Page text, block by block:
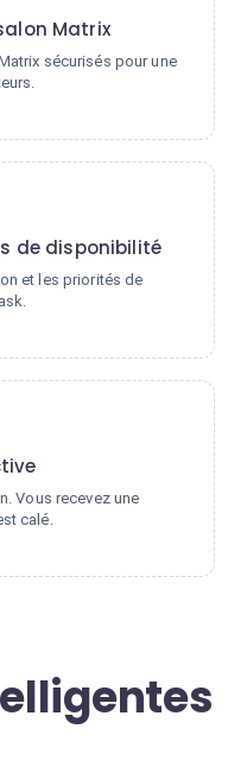
Matrix
sécurisés pour une
de disponibilité
et les priorités de
Vous recevez une
calé.